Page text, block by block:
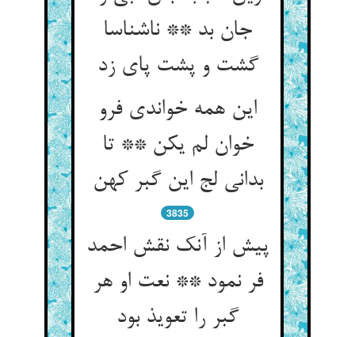
جان بد ** ناشناسا
گشت و پشت پای زد
این همه خواندی فرو
خوان لم یکن ** تا
بدانی لج این گبر کهن
3835
پیش از آنک نقش احمد
فر نمود ** نعت او هر
گبر را تعویذ بود